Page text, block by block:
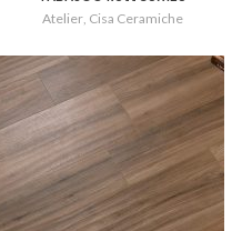
Atelier, Cisa Ceramiche